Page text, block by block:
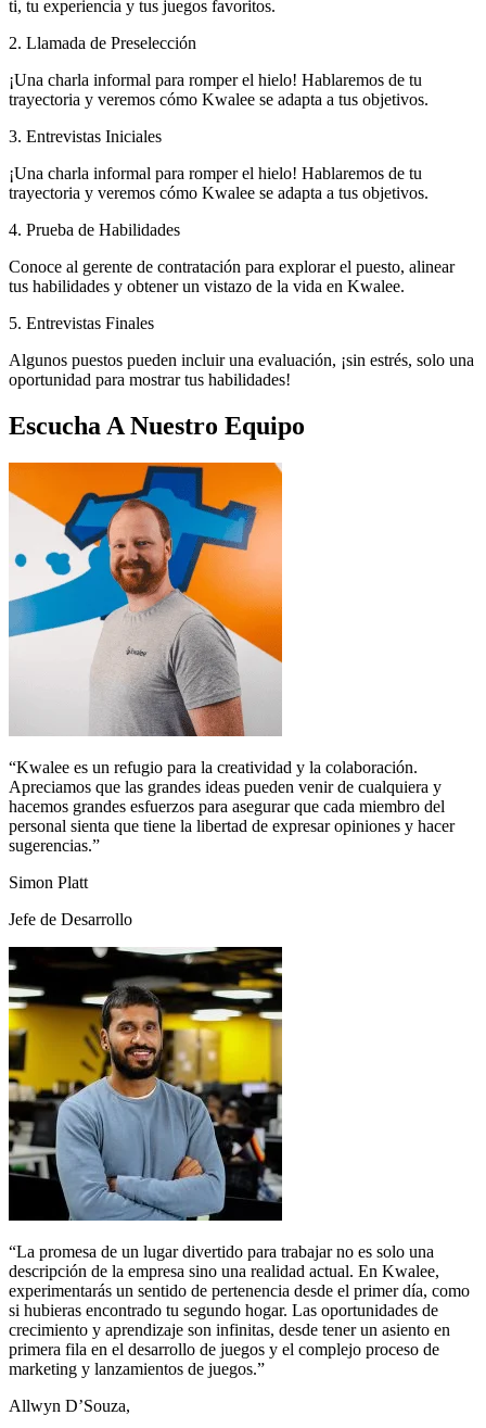
ti, tu experiencia y tus juegos favoritos.
2. Llamada de Preselección
¡Una charla informal para romper el hielo! Hablaremos de tu
trayectoria y veremos cómo Kwalee se adapta a tus objetivos.
3. Entrevistas Iniciales
¡Una charla informal para romper el hielo! Hablaremos de tu
trayectoria y veremos cómo Kwalee se adapta a tus objetivos.
4. Prueba de Habilidades
Conoce al gerente de contratación para explorar el puesto, alinear
tus habilidades y obtener un vistazo de la vida en Kwalee.
5. Entrevistas Finales
Algunos puestos pueden incluir una evaluación, ¡sin estrés, solo una
oportunidad para mostrar tus habilidades!
Escucha A Nuestro Equipo
“Kwalee es un refugio para la creatividad y la colaboración.
Apreciamos que las grandes ideas pueden venir de cualquiera y
hacemos grandes esfuerzos para asegurar que cada miembro del
personal sienta que tiene la libertad de expresar opiniones y hacer
sugerencias.”
Simon Platt
Jefe de Desarrollo
“La promesa de un lugar divertido para trabajar no es solo una
descripción de la empresa sino una realidad actual. En Kwalee,
experimentarás un sentido de pertenencia desde el primer día, como
si hubieras encontrado tu segundo hogar. Las oportunidades de
crecimiento y aprendizaje son infinitas, desde tener un asiento en
primera fila en el desarrollo de juegos y el complejo proceso de
marketing y lanzamientos de juegos.”
Allwyn D’Souza,